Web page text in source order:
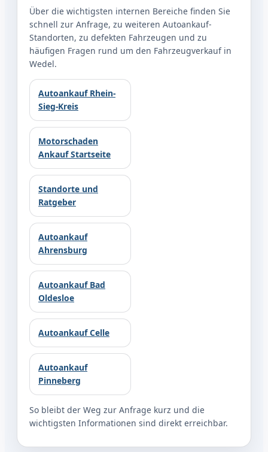
Über die wichtigsten internen Bereiche finden Sie
schnell zur Anfrage, zu weiteren Autoankauf-
Standorten, zu defekten Fahrzeugen und zu
häufigen Fragen rund um den Fahrzeugverkauf in
Wedel.
Autoankauf Rhein-
Sieg-Kreis
Motorschaden
Ankauf Startseite
Standorte und
Ratgeber
Autoankauf
Ahrensburg
Autoankauf Bad
Oldesloe
Autoankauf Celle
Autoankauf
Pinneberg
So bleibt der Weg zur Anfrage kurz und die
wichtigsten Informationen sind direkt erreichbar.